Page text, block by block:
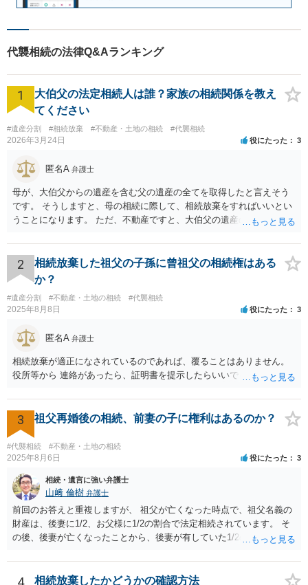
代襲相続の法律Q&Aランキング
1
大伯父の法定相続人は誰？家族の相続関係を教え
てください
#遺産分割 #相続放棄 #不動産・土地の相続 #代襲相続
2026年3月24日 役にたった 3
匿名A 弁護士
母が、大伯父からの遺産を含む父の遺産の全てを取得したと言えそう
です。 そうしますと、母の相続に際して、相続放棄をすればいいとい
うことになります。 ただ、不動産ですと、大伯父の遺産の名義がまだ
2
相続放棄した祖父の子孫に曾祖父の相続権はある
か？
#遺産分割 #不動産・土地の相続 #代襲相続
2025年8月8日 役にたった 3
匿名A 弁護士
相続放棄が適正になされているのであれば、覆ることはありません。
役所等から 連絡があったら、証明書を提示したらいいでしょう。
3 祖父再婚後の相続、前妻の子に権利はあるのか？
#代襲相続 #不動産・土地の相続
2025年8月6日 役にたった 3
相続・遺言に強い弁護士
山﨑 倫樹 弁護士
前回のお答えと重複しますが、 祖父が亡くなった時点で、祖父名義の
財産は、後妻に1/2、お父様に1/2の割合で法定相続されています。 そ
の後、後妻が亡くなったことから、後妻が有していた1/2の権利は、後
有していた1/2の権利は、その子であるご相談者側に相続されていま
す。 ですので、後妻側の兄弟姉妹（亡くなっている場合はその子）
4 相続放棄したかどうかの確認方法